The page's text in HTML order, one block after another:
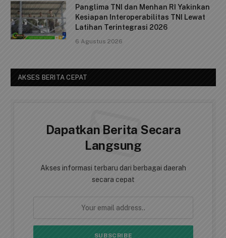
Panglima TNI dan Menhan RI Yakinkan
Kesiapan Interoperabilitas TNI Lewat
Latihan Terintegrasi 2026
6 Agustus 2026
AKSES BERITA CEPAT
Dapatkan Berita Secara
Langsung
Akses informasi terbaru dari berbagai daerah
secara cepat